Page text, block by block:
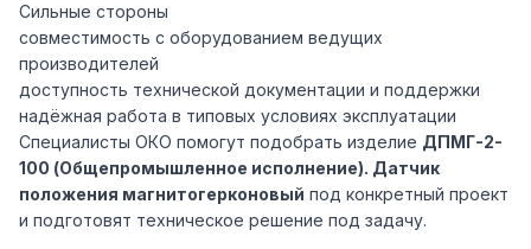
Сильные стороны
совместимость с оборудованием ведущих
производителей
доступность технической документации и поддержки
надёжная работа в типовых условиях эксплуатации
Специалисты ОКО помогут подобрать изделие ДПМГ-2-
100 (Общепромышленное исполнение). Датчик
положения магнитогерконовый под конкретный проект
и подготовят техническое решение под задачу.